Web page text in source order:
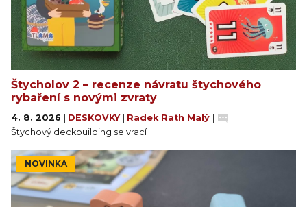
Štycholov 2 – recenze návratu štychového
rybaření s novými zvraty
4. 8. 2026 DESKOVKY Radek Rath Malý
Štychový deckbuilding se vrací
NOVINKA